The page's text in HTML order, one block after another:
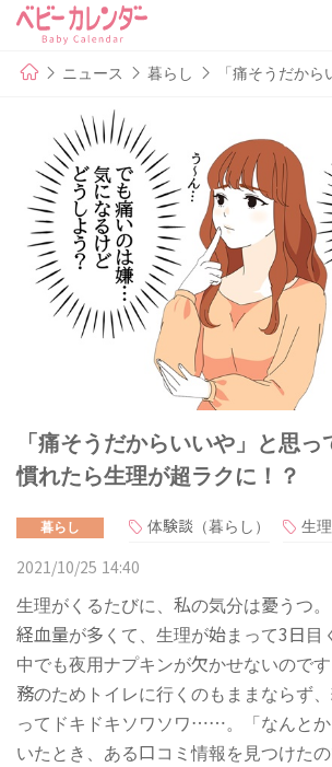
ニュース 暮らし 「痛そうだか
「痛そうだからいいや」と思
慣れたら生理が超ラクに！？
暮らし 体験談（暮らし） 生
2021/10/25 14:40
生理がくるたびに、私の気分は憂うつ
経血量が多くて、生理が始まって3日目
中でも夜用ナプキンが欠かせないので
務のためトイレに行くのもままならず
ってドキドキソワソワ……。「なんとか
いたとき、ある口コミ情報を見つけたの